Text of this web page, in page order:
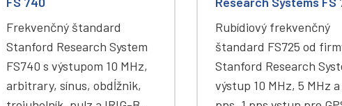
Frekvenčný štandard
Stanford Research System
FS740 s výstupom 10 MHz,
arbitrary, sínus, obdĺžnik,
Rubídiový frekvenčný
štandard FS725 od
Stanford Research
výstup 10 MHz, 5 MHz a